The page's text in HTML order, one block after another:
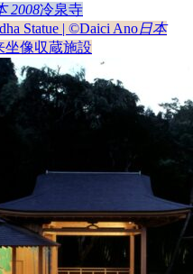
2008冷泉寺
日本
坐像収蔵施設